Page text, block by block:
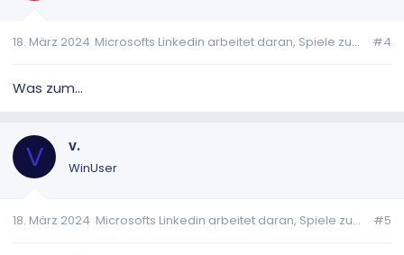
18. März 2024 Microsofts Linkedin arbeitet daran, Spiele zu... #4
Was zum...
V v.
WinUser
18. März 2024 Microsofts Linkedin arbeitet daran, Spiele zu... #5